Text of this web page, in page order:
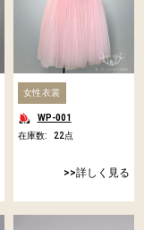
女性衣裳
WP-001
在庫数:
22点
詳しく見る